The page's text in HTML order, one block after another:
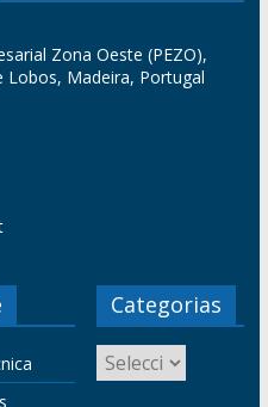
Zona Oeste (PEZO),
Lobos, Madeira, Portugal
Categorias